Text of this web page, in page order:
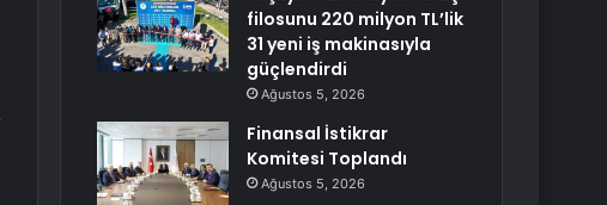
filosunu 220 milyon TL’lik
31 yeni iş makinasıyla
güçlendirdi
Ağustos 5, 2026
Finansal İstikrar
Komitesi Toplandı
Ağustos 5, 2026